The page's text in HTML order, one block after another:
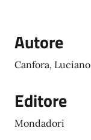
Autore
Canfora, Luciano
Editore
Mondadori